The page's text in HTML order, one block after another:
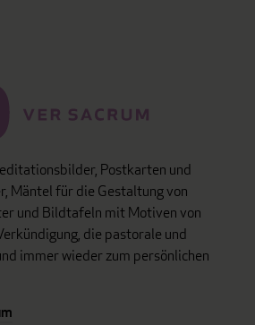
Postkarten und
Mäntel für die Gestaltung von
und Bildtafeln mit Motiven von
die pastorale und
immer wieder zum persönlichen